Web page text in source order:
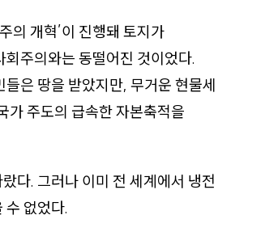
의 개혁’이 진행돼 토지가
주의와는 동떨어진 것이었다.
은 땅을 받았지만, 무거운 현물세
가 주도의 급속한 자본축적을
다. 그러나 이미 전 세계에서 냉전
수 없었다.